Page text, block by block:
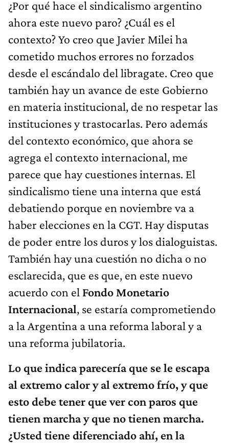
¿Por qué hace el sindicalismo argentino
ahora este nuevo paro? ¿Cuál es el
contexto? Yo creo que Javier Milei ha
cometido muchos errores no forzados
desde el escándalo del libragate. Creo que
también hay un avance de este Gobierno
en materia institucional, de no respetar las
instituciones y trastocarlas. Pero además
del contexto económico, que ahora se
agrega el contexto internacional, me
parece que hay cuestiones internas. El
sindicalismo tiene una interna que está
debatiendo porque en noviembre va a
haber elecciones en la CGT. Hay disputas
de poder entre los duros y los dialoguistas.
También hay una cuestión no dicha o no
esclarecida, que es que, en este nuevo
acuerdo con el Fondo Monetario
Internacional, se estaría comprometiendo
a la Argentina a una reforma laboral y a
una reforma jubilatoria.
Lo que indica parecería que se le escapa
al extremo calor y al extremo frío, y que
esto debe tener que ver con paros que
tienen marcha y que no tienen marcha.
¿Usted tiene diferenciado ahí, en la